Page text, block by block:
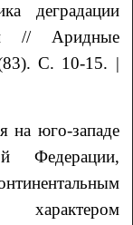
деградации
// Аридные
С. 10-15. |
на юго-западе
Федерации,